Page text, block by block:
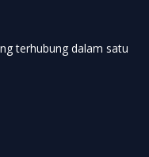
terhubung dalam satu